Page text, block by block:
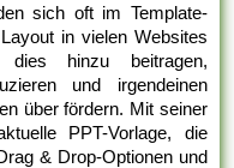
sich oft im Template-
in vielen Websites
hinzu beitragen,
und irgendeinen
über fördern. Mit seiner
PPT-Vorlage, die
& Drop-Optionen und